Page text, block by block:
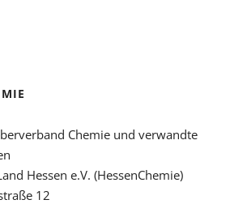
Chemie und verwandte
Hessen e.V. (HessenChemie)
12